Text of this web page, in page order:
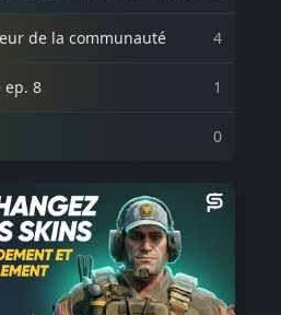
de la communauté 4
ep. 8 1
0